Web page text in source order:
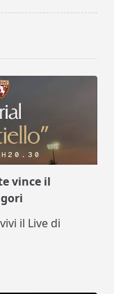
vince il
il Live di